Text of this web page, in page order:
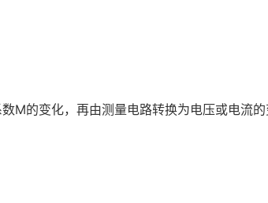
M的变化，再由测量电路转换为电压或电流